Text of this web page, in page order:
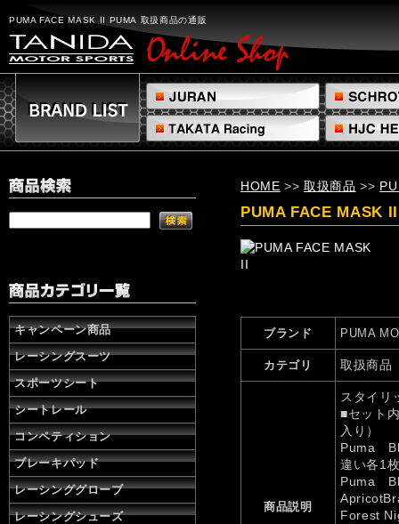
PUMA FACE MASK II PUMA 取扱商品の通販
PUMA
FACE
MASK
IIPUMA
取
扱
商
品
の
販
株
式
会
ニ
ダ
キャンペーン商品
レーシングスーツ
スポーツシート
シートレール
コンペティション
ブレーキパッド
レーシンググローブ
レーシングシューズ
HOME >>取扱商品 >>
PUMA FACE MASK II
ブランド PUMA
カテゴリ 取扱商品
商品説明
スタイリ
■セット
入り）
Puma
違い各1
Puma
Forest